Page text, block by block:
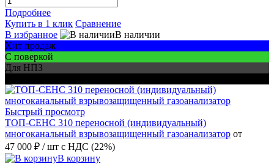
Подробнее
Купить в 1 клик Сравнение
В избранное
В наличии
Хит продаж
С поверкой
Для НПЗ
Быстрый просмотр
ТОП-СЕНС 310 переносной (индивидуальный)
многоканальный взрывозащищенный газоанализатор от
47 000 ₽ / шт с НДС (22%)
В корзину